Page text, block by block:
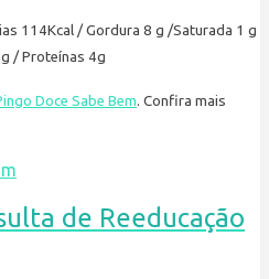
114Kcal / Gordura 8 g /Saturada 1 g
/ Proteínas 4g
Doce Sabe Bem. Confira mais
de Reeducação